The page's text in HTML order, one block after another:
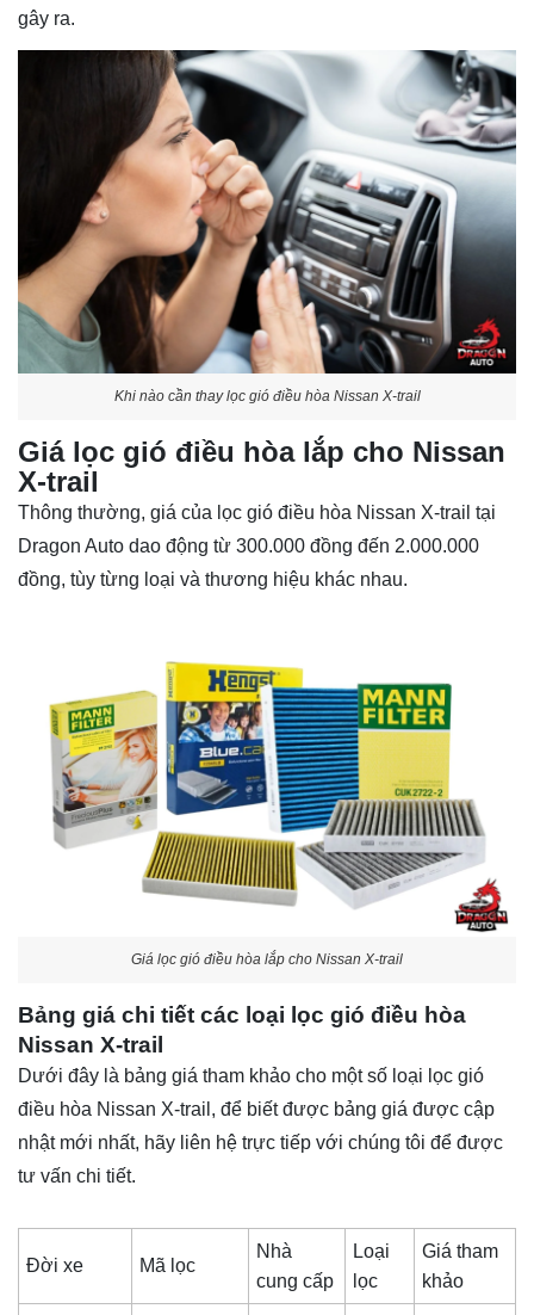
gây ra.
Khi nào cần thay lọc gió điều hòa Nissan X-trail
Giá lọc gió điều hòa lắp cho Nissan
X-trail
Thông thường, giá của lọc gió điều hòa Nissan X-trail tại
Dragon Auto dao động từ 300.000 đồng đến 2.000.000
đồng, tùy từng loại và thương hiệu khác nhau.
Giá lọc gió điều hòa lắp cho Nissan X-trail
Bảng giá chi tiết các loại lọc gió điều hòa
Nissan X-trail
Dưới đây là bảng giá tham khảo cho một số loại lọc gió
điều hòa Nissan X-trail, để biết được bảng giá được cập
nhật mới nhất, hãy liên hệ trực tiếp với chúng tôi để được
tư vấn chi tiết.
Đời xe Mã lọc
Nhà
cung cấp
Loại
lọc
Giá tham
khảo